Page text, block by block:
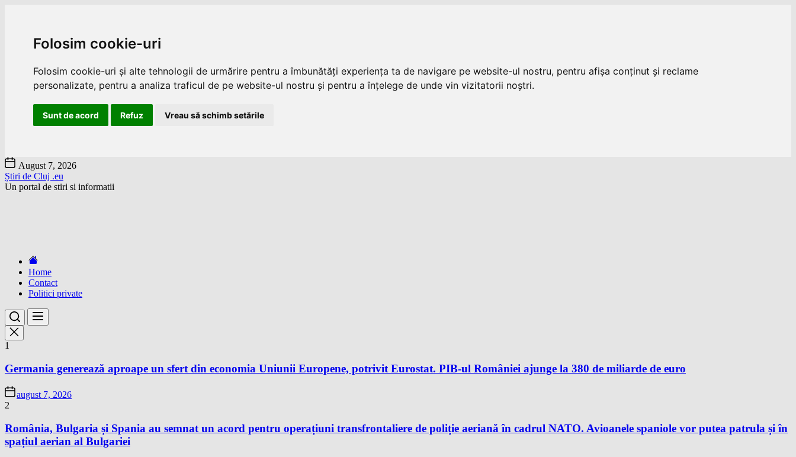
Folosim cookie-uri
Folosim cookie-uri și alte tehnologii de urmărire pentru a îmbunătăți experiența ta de navigare pe website-ul nostru, pentru afișa conținut și reclame
personalizate, pentru a analiza traficul de pe website-ul nostru și pentru a înțelege de unde vin vizitatorii noștri.
Sunt de acord Refuz Vreau să schimb setările
Skip
to
the
content
August 7, 2026
Știri de Cluj .eu
Un portal de stiri si informatii
Home
Contact
Politici private
1
Germania generează aproape un sfert din economia Uniunii Europene, potrivit Eurostat. PIB-ul României ajunge la 380 de miliarde de euro
august 7, 2026
2
România, Bulgaria și Spania au semnat un acord pentru operațiuni transfrontaliere de poliție aeriană în cadrul NATO. Avioanele spaniole vor putea patrula și în
spațiul aerian al Bulgariei